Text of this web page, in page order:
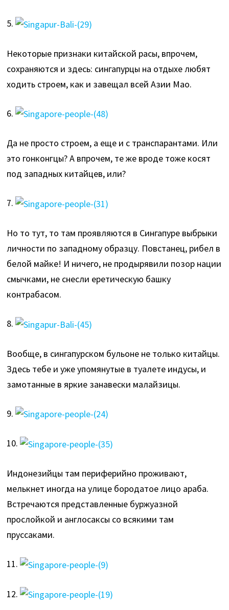
5.
Некоторые признаки китайской расы, впрочем,
сохраняются и здесь: сингапурцы на отдыхе любят
ходить строем, как и завещал всей Азии Мао.
6.
Да не просто строем, а еще и с транспарантами. Или
это гонконгцы? А впрочем, те же вроде тоже косят
под западных китайцев, или?
7.
Но то тут, то там проявляются в Сингапуре выбрыки
личности по западному образцу. Повстанец, рибел в
белой майке! И ничего, не продырявили позор нации
смычками, не снесли еретическую башку
контрабасом.
8.
Вообще, в сингапурском бульоне не только китайцы.
Здесь тебе и уже упомянутые в туалете индусы, и
замотанные в яркие занавески малайзицы.
9.
10.
Индонезийцы там периферийно проживают,
мелькнет иногда на улице бородатое лицо араба.
Встречаются представленные буржуазной
прослойкой и англосаксы со всякими там
пруссаками.
11.
12.